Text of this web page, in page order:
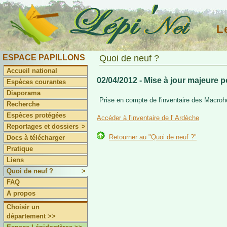
ESPACE PAPILLONS
Accueil national
Espèces courantes
Diaporama
Recherche
Espèces protégées
Reportages et dossiers >
Docs à télécharger
Pratique
Liens
Quoi de neuf ?
>
FAQ
A propos
Choisir un
département >>
Quoi de neuf ?
02/04/2012 - Mise à jour majeure
Prise en compte de l'inventaire des
Accéder à l'inventaire de l' Ardèche
Retourner au "Quoi de neuf ?"